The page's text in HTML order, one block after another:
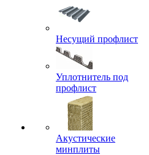
Несущий профлист
Уплотнитель под
профлист
Акустические
минплиты